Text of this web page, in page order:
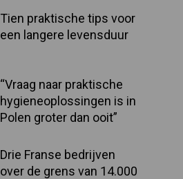
Tien praktische tips voor
een langere levensduur
“Vraag naar praktische
hygieneoplossingen is in
Polen groter dan ooit”
Drie Franse bedrijven
over de grens van 14.000